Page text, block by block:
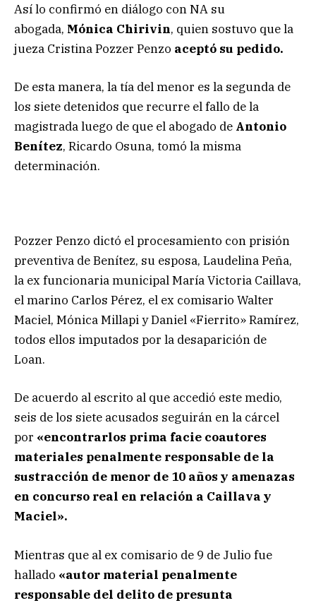
Así lo confirmó en diálogo con NA su
abogada, Mónica Chirivin, quien sostuvo que la
jueza Cristina Pozzer Penzo aceptó su pedido.
De esta manera, la tía del menor es la segunda de
los siete detenidos que recurre el fallo de la
magistrada luego de que el abogado de Antonio
Benítez, Ricardo Osuna, tomó la misma
determinación.
Pozzer Penzo dictó el procesamiento con prisión
preventiva de Benítez, su esposa, Laudelina Peña,
la ex funcionaria municipal María Victoria Caillava,
el marino Carlos Pérez, el ex comisario Walter
Maciel, Mónica Millapi y Daniel «Fierrito» Ramírez,
todos ellos imputados por la desaparición de
Loan.
De acuerdo al escrito al que accedió este medio,
seis de los siete acusados seguirán en la cárcel
por «encontrarlos prima facie coautores
materiales penalmente responsable de la
sustracción de menor de 10 años y amenazas
en concurso real en relación a Caillava y
Maciel».
Mientras que al ex comisario de 9 de Julio fue
hallado «autor material penalmente
responsable del delito de presunta